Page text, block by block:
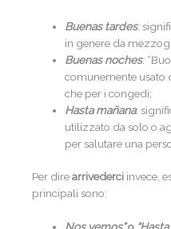
Buenas tardes:
in genere da
Buenas noches:
comunemente usato
che per i congedi;
Hasta mañana:
utilizzato da solo o
per salutare una
Per direarrivederci invece,
principali sono: